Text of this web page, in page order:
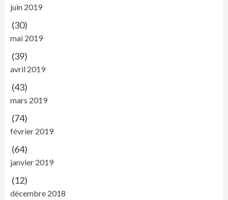
juin 2019
(30)
mai 2019
(39)
avril 2019
(43)
mars 2019
(74)
février 2019
(64)
janvier 2019
(12)
décembre 2018